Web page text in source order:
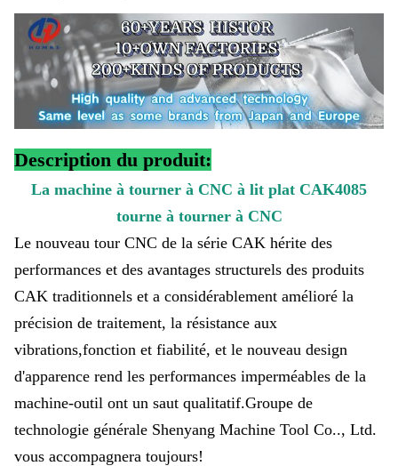
Description du produit:
La machine à tourner à CNC à lit plat CAK4085
tourne à tourner à CNC
Le nouveau tour CNC de la série CAK hérite des
performances et des avantages structurels des produits
CAK traditionnels et a considérablement amélioré la
précision de traitement, la résistance aux
vibrations,fonction et fiabilité, et le nouveau design
d'apparence rend les performances imperméables de la
machine-outil ont un saut qualitatif.Groupe de
technologie générale Shenyang Machine Tool Co.., Ltd.
vous accompagnera toujours!